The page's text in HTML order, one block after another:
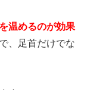
温めるのが効果
、足首だけでな